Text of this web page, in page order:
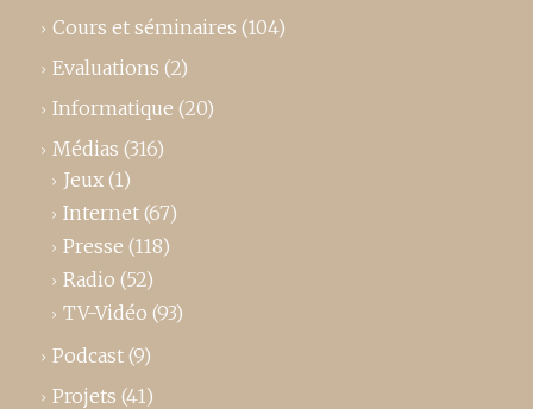
Cours et séminaires (104)
Evaluations (2)
Informatique (20)
Médias (316)
Jeux (1)
Internet (67)
Presse (118)
Radio (52)
TV-Vidéo (93)
Podcast (9)
Projets (41)